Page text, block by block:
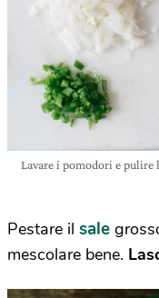
Lavare i pomodori e
Pestare il sale
mescolare bene.